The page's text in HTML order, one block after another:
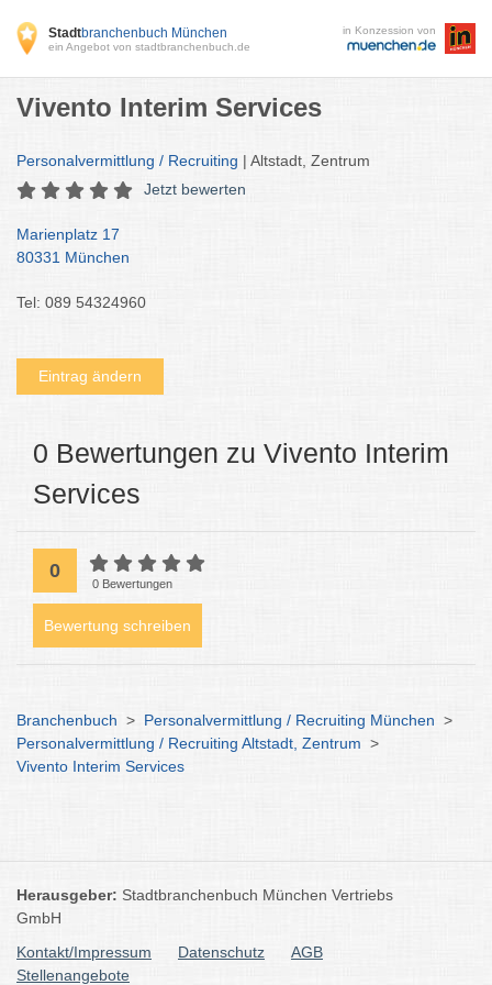
Stadtbranchenbuch München
ein Angebot von stadtbranchenbuch.de
in Konzession von
Vivento Interim Services
Personalvermittlung / Recruiting | Altstadt, Zentrum
Jetzt bewerten
Marienplatz 17
80331 München
Tel: 089 54324960
Eintrag ändern
0 Bewertungen zu Vivento Interim
Services
0
0 Bewertungen
Bewertung schreiben
Branchenbuch > Personalvermittlung / Recruiting München >
Personalvermittlung / Recruiting Altstadt, Zentrum >
Vivento Interim Services
Herausgeber: Stadtbranchenbuch München Vertriebs
GmbH
Kontakt/Impressum
Datenschutz
AGB
Stellenangebote